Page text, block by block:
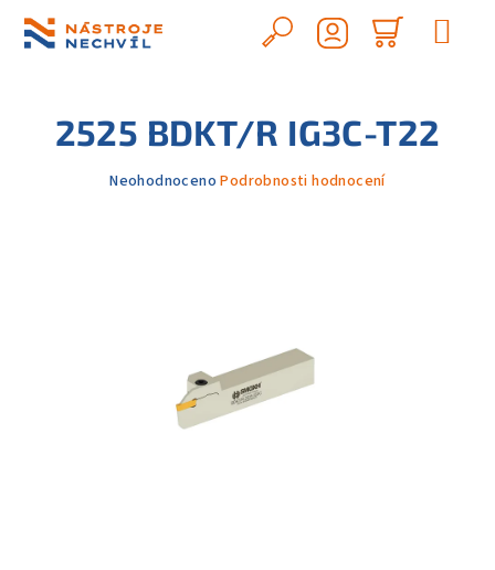
obsah
Hledat
košík
2525 BDKT/R IG3C-T22
Průměrné
Neohodnoceno Podrobnosti hodnocení